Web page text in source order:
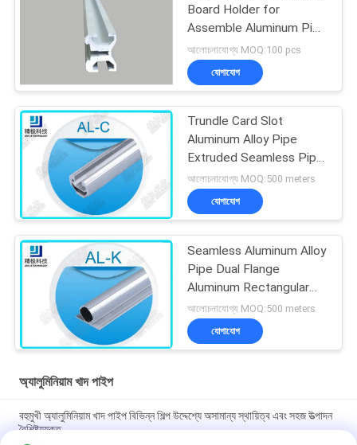
Board Holder for
Assemble Aluminum Pipe
Racking System
আলোচনাযোগ্য MOQ:100 pcs
যোগাযোগ
Trundle Card Slot
Aluminum Alloy Pipe
Extruded Seamless Pipe
Anodized AL-C
আলোচনাযোগ্য MOQ:500 meters
যোগাযোগ
Seamless Aluminum Alloy
Pipe Dual Flange
Aluminum Rectangular
Tubing 6063-T5
আলোচনাযোগ্য MOQ:500 meters
যোগাযোগ
অ্যালুমিনিয়াম খাদ পাইপ
বহুমুখী অ্যালুমিনিয়াম খাদ পাইপ বিভিন্ন শিল্প উদ্দেশ্যে অসামান্য স্থায়িত্ব এবং সহজ উত্পাদন
বৈশিষ্ট্যযুক্ত